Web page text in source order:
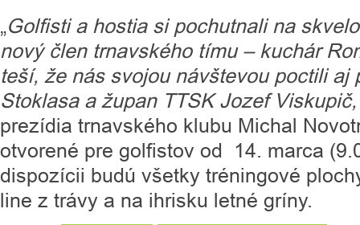
„Golfisti a hostia si pochutnali na
nový člen trnavského tímu – kuchár
teší, že nás svojou návštevou poctili aj
Stoklasa a župan TTSK Jozef
prezídia trnavského klubu Michal
otvorené pre golfistov od 14. marca
dispozícii budú všetky tréningové
line z trávy a na ihrisku letné gríny.